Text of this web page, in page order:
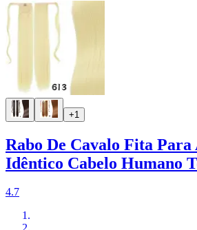
+1
Rabo De Cavalo Fita
Idêntico Cabelo Humano
4.7